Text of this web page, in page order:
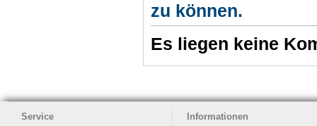
zu können.
Es liegen keine
Service
Informationen